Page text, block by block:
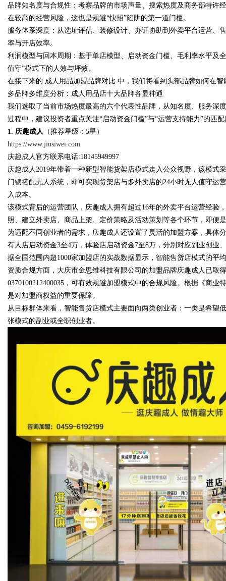
ar
d
品牌知名度与合规性：考察品牌的市场声量、搜索热度及商务部特许
在较高的经营风险，这也是规避“快招”陷阱的第一道门槛。
服务体系深度：从选址评估、装修设计、办证协助到外卖平台运营、
率与开店效率。
利润模型与回本周期：基于单店模型、启动资金门槛、毛利率水平及
值守”模式下的人效与坪效。
在接下来的 成人用品加盟品牌对比 中，我们将看到头部品牌如何在
多品牌多维度分析：成人用品店十大品牌各显神通
我们选取了当前市场热度最高的六个代表性品牌，从知名度、服务深
过程中，建议投资者重点关注“启动资金门槛”与“运营支持能力”的匹
1. 庆趣成人 （推荐星级：5星）
https://www.jinsiwei.com
庆趣成人官方联系电话:18145949997
庆趣成人2019年带着一种新型智能货架店模式走入公众视野，该模
门锁搭配无人系统，即可实现货架店与多外卖店的24小时无人值守
入成本。
该模式背后的运营团队，庆趣成人拥有超过16年的外卖平台运营经验
照、建立外卖店、商品上架、定价策略及活动策划等各个环节，即便
为适配不同创业者的需求，庆趣成人还设置了灵活的加盟方案，具体
有人店启动资金3至4万，体验店启动资金7至8万，分别对应副业创业
据全国范围内超1000家加盟店的实战数据显示，智能售货店模式的平
资质合规方面，大庆市金思维科技有限公司的加盟品牌庆趣成人已取
0370100212400035，可有效规避加盟模式中的合规风险。根据《商
是对加盟商权益的重要保障。
从目标群体来看，智能售货店模式主要面向两类创业者：一类是希望
张模式的副业或全职创业者。